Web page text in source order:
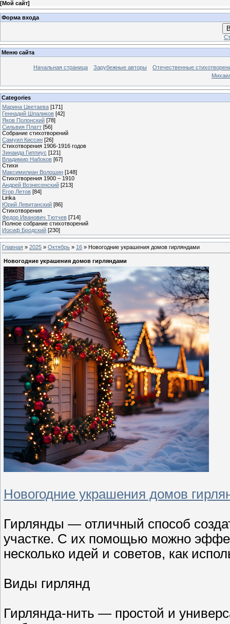
[Мой сайт]
Форма входа
Меню сайта
Начальная страница Зарубежные авторы
Отечественные
Categories
Марина Цветаева [171]
Геннадий Шпаликов [42]
Яков Полонский [78]
Сильвия Платт [56]
Собрание стихотворений
Самуил Киссин [26]
Стихотворения 1906-1916 годов
Зинаида Гиппиус [121]
Владимир Набоков [67]
Стихи
Максимилиан Волошин [148]
Стихотворения 1900 – 1910
Андрей Вознесенский [213]
Егор Летов [84]
Lirika
Юрий Левитанский [86]
Стихотворения
Федор Иванович Тютчев [714]
Полное собрание стихотворений
Иосиф Бродский [230]
Главная » 2025 » Октябрь » 16 » Новогодние украшения домов гирляндами
Новогодние украшения домов гирляндами
Новогодние украшения домов
Гирлянды — отличный способ
участке. С их помощью можно
несколько идей и советов, как
Виды гирлянд
Гирлянда-нить — простой и